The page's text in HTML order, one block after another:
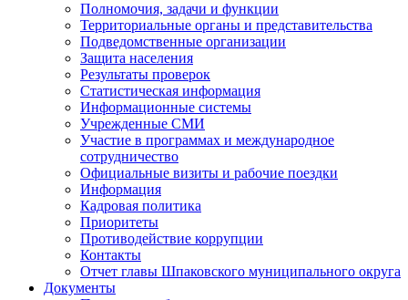
Полномочия, задачи и функции
Территориальные органы и представительства
Подведомственные организации
Защита населения
Результаты проверок
Статистическая информация
Информационные системы
Учрежденные СМИ
Участие в программах и международное
сотрудничество
Официальные визиты и рабочие поездки
Информация
Кадровая политика
Приоритеты
Противодействие коррупции
Контакты
Отчет главы Шпаковского муниципального округа
Документы